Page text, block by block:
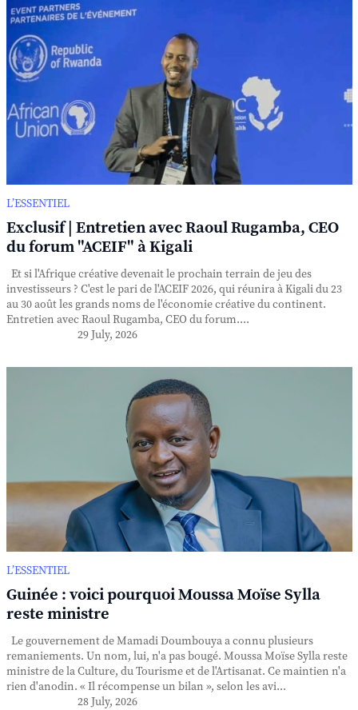
L’ESSENTIEL
Exclusif | Entretien avec Raoul Rugamba, CEO
du forum "ACEIF" à Kigali
Et si l'Afrique créative devenait le prochain terrain de jeu des
investisseurs ? C'est le pari de l'ACEIF 2026, qui réunira à Kigali du 23
au 30 août les grands noms de l'économie créative du continent.
Entretien avec Raoul Rugamba, CEO du forum....
29 July, 2026
L’ESSENTIEL
Guinée : voici pourquoi Moussa Moïse Sylla
reste ministre
Le gouvernement de Mamadi Doumbouya a connu plusieurs
remaniements. Un nom, lui, n'a pas bougé. Moussa Moïse Sylla reste
ministre de la Culture, du Tourisme et de l'Artisanat. Ce maintien n'a
rien d'anodin. « Il récompense un bilan », selon les avi...
28 July, 2026